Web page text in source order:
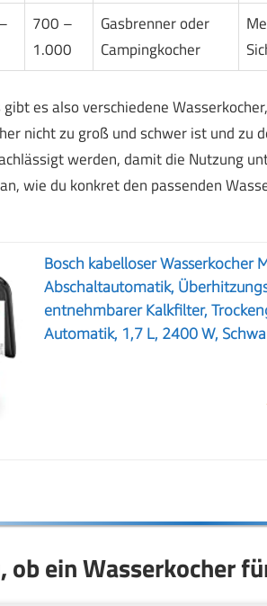
700 –
1.000
Gasbrenner oder
Campingkocher
es also verschiedene
nicht zu groß und schwer ist und zu
werden, damit die Nutzung
wie du konkret den passenden
Bosch kabelloser Wasserkocher
Abschaltautomatik,
entnehmbarer Kalkfilter,
Automatik, 1,7 L, 2400 W,
ob ein Wasserkocher